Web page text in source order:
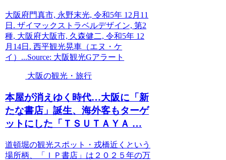
大阪府門真市, 永野末光, 令和5年 12月11
日. ザイマックストラベルデザイン, 第2
種, 大阪府大阪市, 久森健二, 令和5年 12
月14日. 西平観光晃車（エヌ・ケ
イ）...Source: 大阪観光Gアラート
大阪の観光・旅行
本屋が消えゆく時代…大阪に「新
たな書店」誕生、海外客もターゲ
ットにした「ＴＳＵＴＡＹＡ …
道頓堀の観光スポット・戎橋近くという
場所柄、「ＩＰ書店」は２０２５年の万